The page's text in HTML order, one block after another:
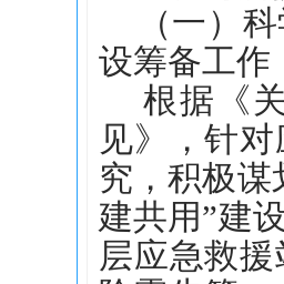
（一）科
设筹备工作
根据《关
见》，针
究，积极谋
建共用”建
层应急救